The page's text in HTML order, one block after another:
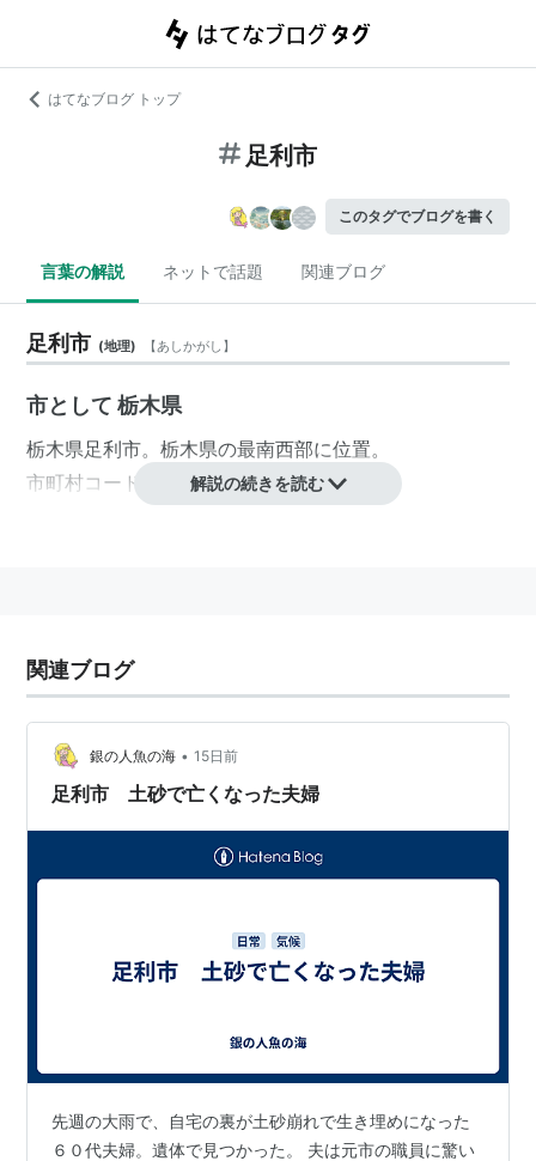
はてなブログ トップ
足利市
このタグでブログを書く
言葉の解説 ネットで話題 関連ブログ
足利市 (地理) 【あしかがし 】
市として 栃木県
栃木県足利市。栃木県の最南西部に位置。
市町村コード：09202-9
駅として 東武鉄道
栃木県足利市に存在する「足利市」駅。
渡良瀬川を挟んで徒歩15分程距離をおいた場所に、JR
両毛線の足利駅が存在する。
駅ナンバリング（TI15）
＞＞ 路線案内 東武鉄道 ＜＜
浅草〜東武動物公園
ライン愛称あり。）
↓
↑上段へ… 久喜…羽生… 館林 東武和泉←「足利市
解説の続きを読む
関連ブログ
銀の人魚の海 • 15日前
足利市 土砂で亡くなった夫婦
先週の大雨で、自宅の裏が土砂崩れで生き埋めになった
６０代夫婦。遺体で見つかった。 夫は元市の職員に驚い